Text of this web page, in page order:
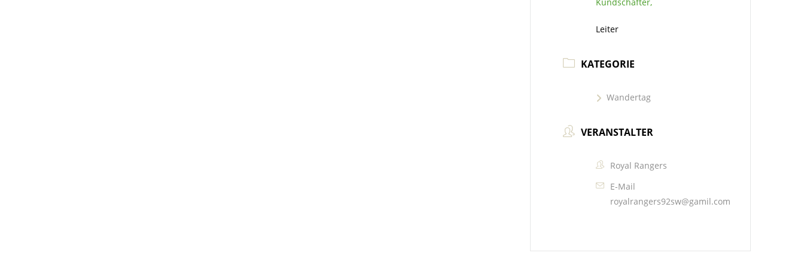
Leiter
KATEGORIE
Wandertag
VERANSTALTER
Royal Rangers
E-Mail
royalrangers92sw@gamil.com